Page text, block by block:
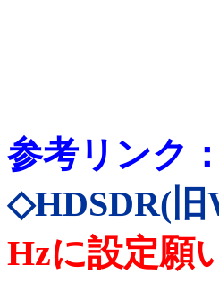
参考リンク：
◇HDSDR(旧
Hzに設定願